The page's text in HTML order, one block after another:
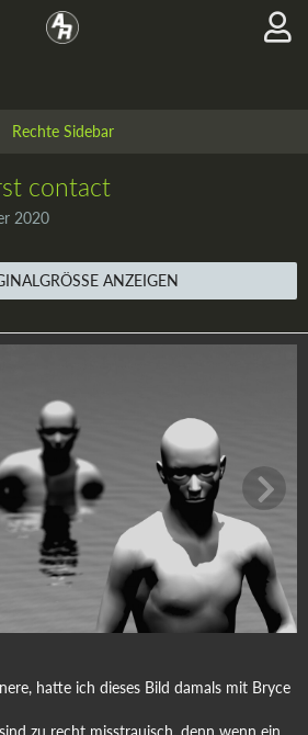
contact
2020
ANZEIGEN
hatte ich dieses Bild damals mit Bryce
zu recht misstrauisch, denn wenn ein